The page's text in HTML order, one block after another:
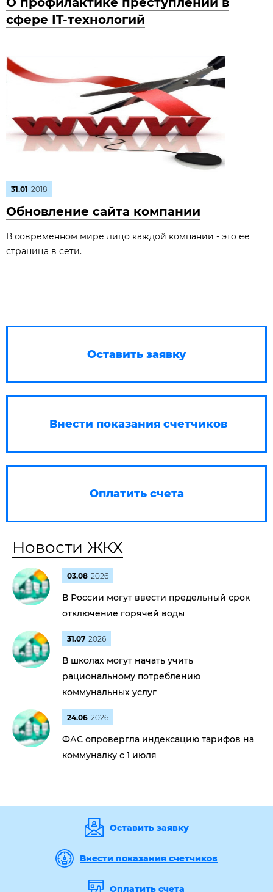
сфере IT-технологий
31.01 2018
Обновление сайта компании
В современном мире лицо каждой компании - это ее
страница в сети.
Оставить заявку
Внести показания счетчиков
Оплатить счета
Новости ЖКХ
03.08 2026
В России могут ввести предельный срок
отключение горячей воды
31.07 2026
В школах могут начать учить
рациональному потреблению
коммунальных услуг
24.06 2026
ФАС опровергла индексацию тарифов на
коммуналку с 1 июля
Оставить заявку
Внести показания счетчиков
Оплатить счета